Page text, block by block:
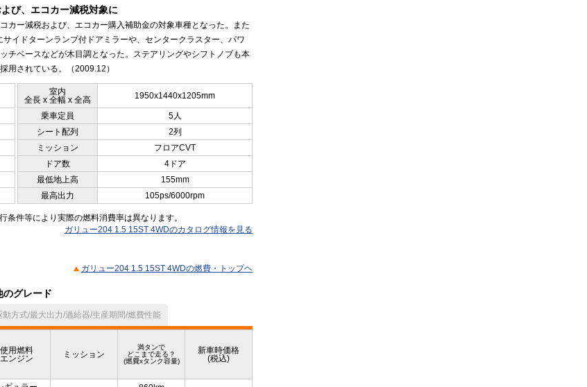
び、エコカー減税対象に
カー減税および、エコカー購入補助金の対象車種となった。また
サイドターンランプ付ドアミラーや、センタークラスター、パワ
チベースなどが木目調となった。ステアリングやシフトノブも本
用されている。（2009.12）
室内
全長 x 全幅 x 全高
1950x1440x1205mm
乗車定員
5人
シート配列
2列
ミッション
フロアCVT
ドア数
4ドア
最低地上高
155mm
最高出力 105ps/6000rpm
件等により実際の燃料消費率は異なります。
ガリュー204 1.5 15ST 4WDのカタログ情報を見る
ガリュー204 1.5 15ST 4WDの燃費・トップヘ
グレード
動方式/最大出力/過給器/生産期間/燃費性能
使用燃料
エンジン
ミッション
満タンで
どこまで走る？
(燃費xタンク容量)
新車時価格
(税込)